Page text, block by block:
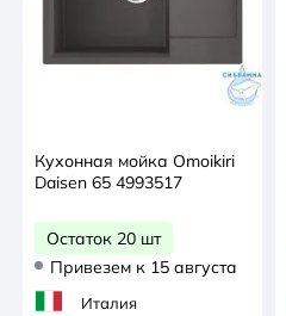
Кухонная мойка Omoikiri
Daisen 65 4993517
Остаток 20 шт
Привезем к 15 августа
Италия